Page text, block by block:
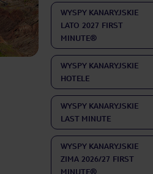
WYSPY KANARYJSKIE
LATO 2027 FIRST
MINUTE®
WYSPY KANARYJSKIE
HOTELE
WYSPY KANARYJSKIE
LAST MINUTE
WYSPY KANARYJSKIE
ZIMA 2026/27 FIRST
MINUTE®